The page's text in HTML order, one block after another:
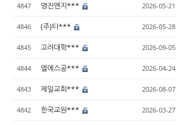
4847 영진엔지*** 2026-05-21
4846 (주)티*** 2026-05-28
4845 고려대학*** 2026-09-05
4844 엘에스공*** 2026-04-24
4843 제일교회*** 2026-08-07
4842 한국교원*** 2026-03-27